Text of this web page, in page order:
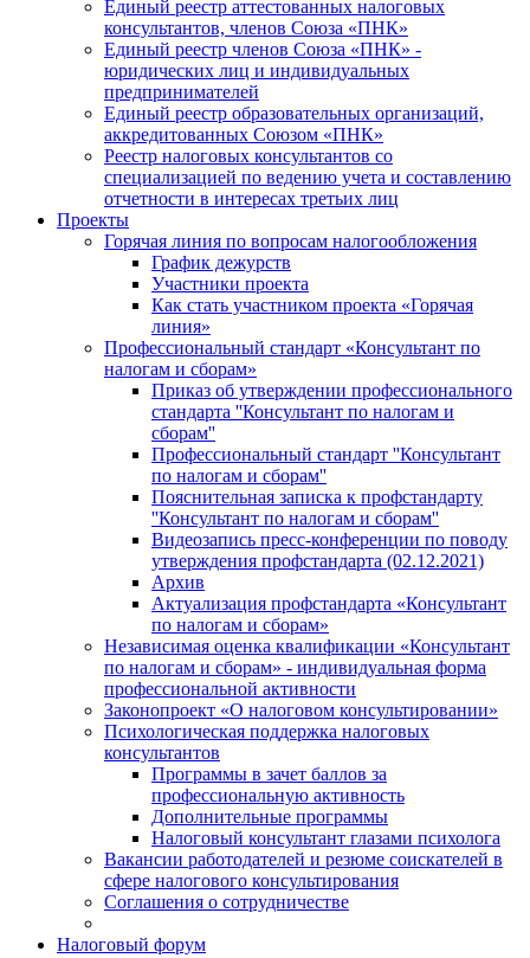
Единый реестр аттестованных налоговых
консультантов, членов Союза «ПНК»
Единый реестр членов Союза «ПНК» -
юридических лиц и индивидуальных
предпринимателей
Единый реестр образовательных организаций,
аккредитованных Союзом «ПНК»
Реестр налоговых консультантов со
специализацией по ведению учета и составлению
отчетности в интересах третьих лиц
Проекты
Горячая линия по вопросам налогообложения
График дежурств
Участники проекта
Как стать участником проекта «Горячая
линия»
Профессиональный стандарт «Консультант по
налогам и сборам»
Приказ об утверждении профессионального
стандарта ''Консультант по налогам и
сборам''
Профессиональный стандарт ''Консультант
по налогам и сборам''
Пояснительная записка к профстандарту
''Консультант по налогам и сборам''
Видеозапись пресс-конференции по поводу
утверждения профстандарта (02.12.2021)
Архив
Актуализация профстандарта «Консультант
по налогам и сборам»
Независимая оценка квалификации «Консультант
по налогам и сборам» - индивидуальная форма
профессиональной активности
Законопроект «О налоговом консультировании»
Психологическая поддержка налоговых
консультантов
Программы в зачет баллов за
профессиональную активность
Дополнительные программы
Налоговый консультант глазами психолога
Вакансии работодателей и резюме соискателей в
сфере налогового консультирования
Соглашения о сотрудничестве
Налоговый форум